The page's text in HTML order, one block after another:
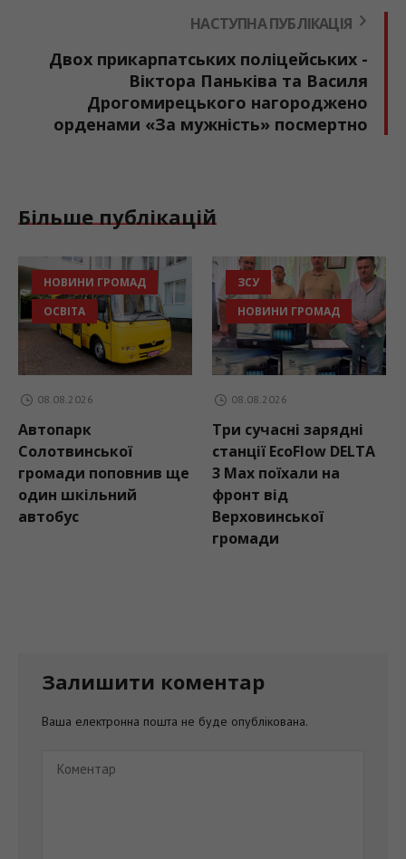
НАСТУПНА ПУБЛІКАЦІЯ
Двох прикарпатських поліцейських -
Віктора Паньківа та Василя
Дрогомирецького нагороджено
орденами «За мужність» посмертно
Більше публікацій
НОВИНИ ГРОМАД
ОСВІТА
08.08.2026
Автопарк
Солотвинської
громади поповнив ще
один шкільний
автобус
ЗСУ
НОВИНИ ГРОМАД
08.08.2026
Три сучасні зарядні
станції EcoFlow DELTA
3 Max поїхали на
фронт від
Верховинської
громади
Залишити коментар
Ваша електронна пошта не буде опублікована.